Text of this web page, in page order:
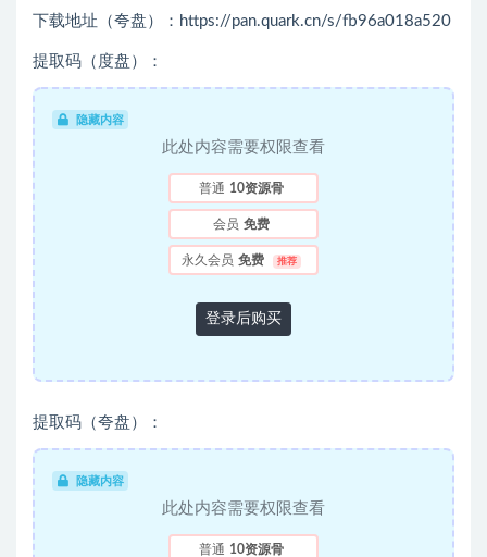
下载地址（夸盘）：https://pan.quark.cn/s/fb96a018a520
提取码（度盘）：
隐藏内容
此处内容需要权限查看
普通 10资源骨
会员 免费
永久会员 免费 推荐
登录后购买
提取码（夸盘）：
隐藏内容
此处内容需要权限查看
普通 10资源骨